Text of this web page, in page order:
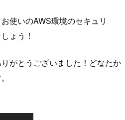
使いのAWS環境のセキュリ
ょう！
がとうございました！どなたか